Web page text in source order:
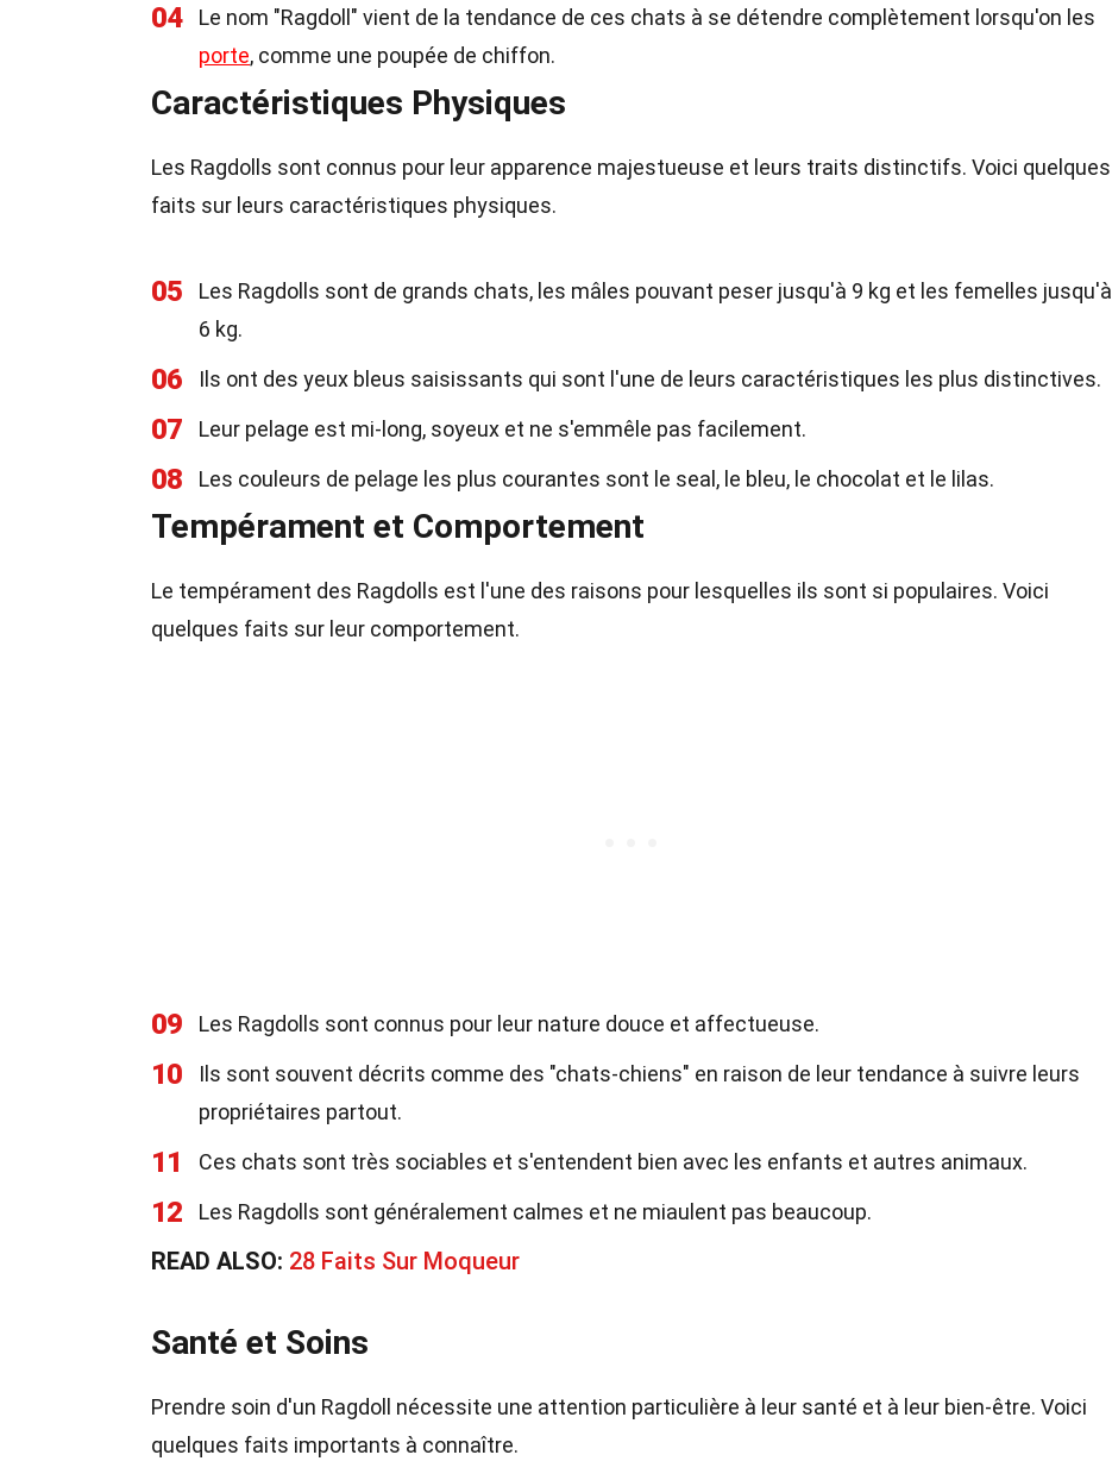
04
Le nom "Ragdoll" vient de la tendance de ces chats à se détendre complètement lorsqu'on les
porte, comme une poupée de chiffon.
Caractéristiques Physiques
Les Ragdolls sont connus pour leur apparence majestueuse et leurs traits distinctifs. Voici quelques
faits sur leurs caractéristiques physiques.
05
Les Ragdolls sont de grands chats, les mâles pouvant peser jusqu'à 9 kg et les femelles jusqu'à
6 kg.
06 Ils ont des yeux bleus saisissants qui sont l'une de leurs caractéristiques les plus distinctives.
07 Leur pelage est mi-long, soyeux et ne s'emmêle pas facilement.
08 Les couleurs de pelage les plus courantes sont le seal, le bleu, le chocolat et le lilas.
Tempérament et Comportement
Le tempérament des Ragdolls est l'une des raisons pour lesquelles ils sont si populaires. Voici
quelques faits sur leur comportement.
09 Les Ragdolls sont connus pour leur nature douce et affectueuse.
10
Ils sont souvent décrits comme des "chats-chiens" en raison de leur tendance à suivre leurs
propriétaires partout.
11 Ces chats sont très sociables et s'entendent bien avec les enfants et autres animaux.
12 Les Ragdolls sont généralement calmes et ne miaulent pas beaucoup.
READ ALSO: 28 Faits Sur Moqueur
Santé et Soins
Prendre soin d'un Ragdoll nécessite une attention particulière à leur santé et à leur bien-être. Voici
quelques faits importants à connaître.